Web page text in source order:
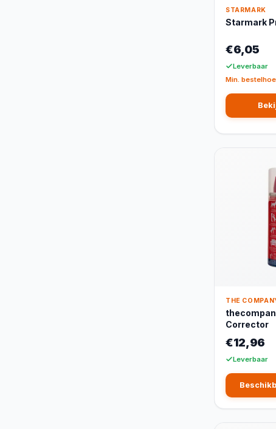
STARMARK
Starmark
€6,05
Leverbaar
Min.
THE
Corrector
€12,96
Leverbaar